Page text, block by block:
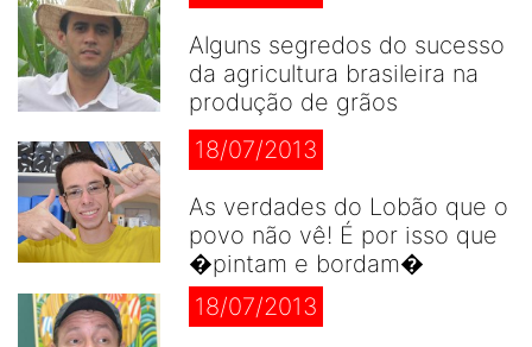
Alguns segredos do sucesso
da agricultura brasileira na
produção de grãos
18/07/2013
As verdades do Lobão que o
povo não vê! É por isso que
�pintam e bordam�
18/07/2013